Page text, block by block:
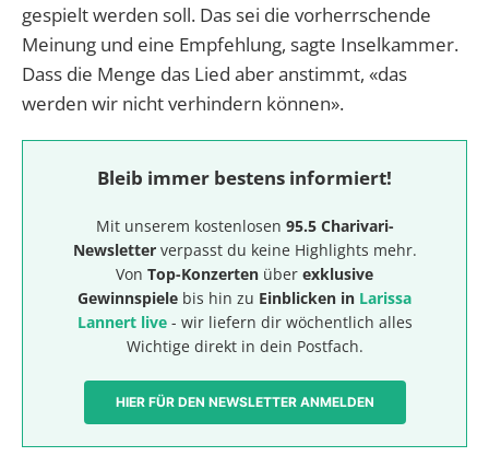
gespielt werden soll. Das sei die vorherrschende
Meinung und eine Empfehlung, sagte Inselkammer.
Dass die Menge das Lied aber anstimmt, «das
werden wir nicht verhindern können».
Bleib immer bestens informiert!
Mit unserem kostenlosen 95.5 Charivari-
Newsletterverpasst du keine Highlights mehr.
Von Top-Konzerten über exklusive
Gewinnspiele bis hin zu Einblicken in Larissa
Lannert live- wir liefern dir wöchentlich alles
Wichtige direkt in dein Postfach.
HIER FÜR DEN NEWSLETTER ANMELDEN